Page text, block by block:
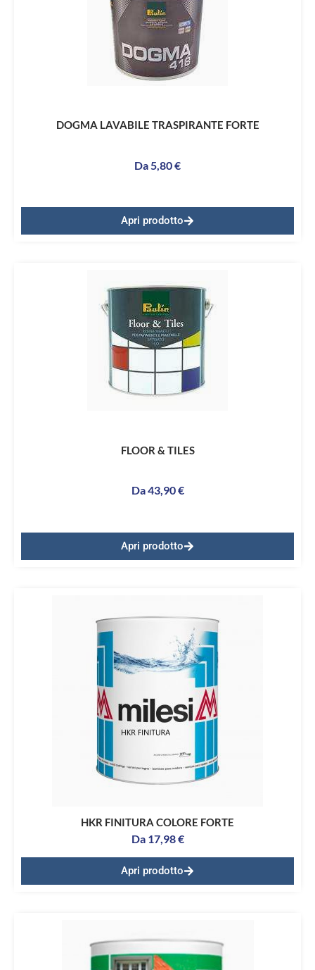
DOGMA LAVABILE TRASPIRANTE FORTE
Da 5,80€
Apri prodotto
FLOOR & TILES
Da43,90€
Apri prodotto
HKR FINITURA COLORE FORTE
Da 17,98€
Apri prodotto